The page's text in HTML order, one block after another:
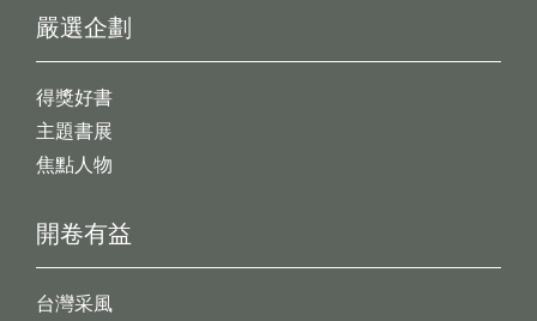
開卷有益
台灣采風
嚴選企劃
得獎好書
主題書展
焦點人物